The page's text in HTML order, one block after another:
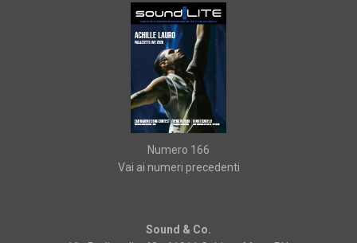
Numero 166
Vai ai numeri precedenti
Sound & Co.